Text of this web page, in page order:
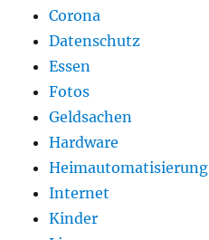
Corona
Datenschutz
Essen
Fotos
Geldsachen
Hardware
Heimautomatisierung
Internet
Kinder